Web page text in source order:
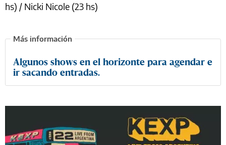
hs) / Nicki Nicole (23 hs)
Algunos shows en el horizonte para agendar e
ir sacando entradas.